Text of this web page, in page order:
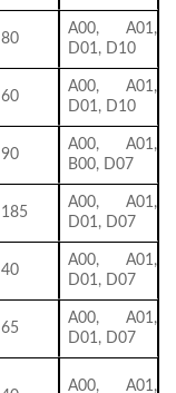
80
A00, A01,
D01, D10
60
A00, A01,
D01, D10
90
A00, A01,
B00, D07
185
A00, A01,
D01, D07
40
A00, A01,
D01, D07
65
A00, A01,
D01, D07
A00, A01,